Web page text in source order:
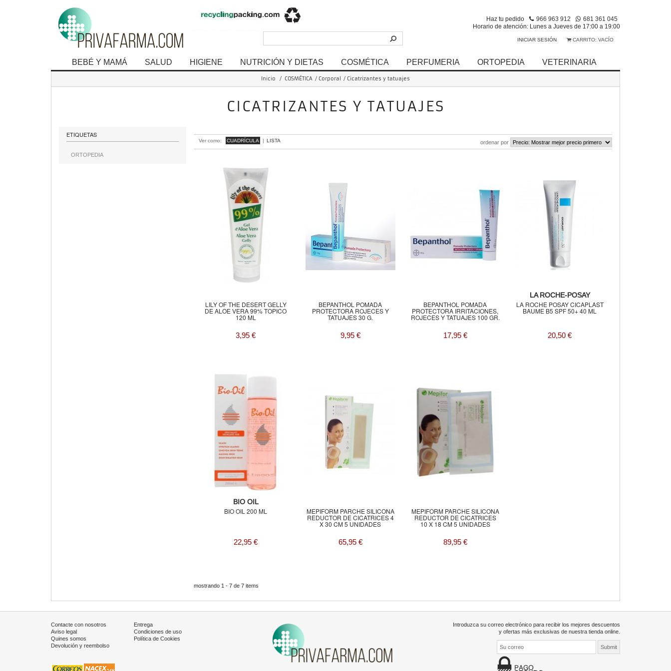
Haz tu pedido 966 963 912
681 361 045
Horario de atención: Lunes a Jueves de 17:00 a 19:00
CARRITO: VACÍO
INICIAR SESIÓN
BEBÉ Y MAMÁ SALUD HIGIENE NUTRICIÓN Y DIETAS COSMÉTICA PERFUMERIA ORTOPEDIA VETERINARIA
Inicio / COSMÉTICA / Corporal / Cicatrizantes y tatuajes
CICATRIZANTES Y TATUAJES
Ver como: CUADRÍCULA | LISTA ordenar por
LILY OF THE DESERT GELLY
DE ALOE VERA 99% TOPICO
120 ML
3,95 €
BEPANTHOL POMADA
PROTECTORA ROJECES Y
TATUAJES 30 G.
9,95 €
BEPANTHOL POMADA
PROTECTORA IRRITACIONES,
ROJECES Y TATUAJES 100 GR.
17,95 €
LA ROCHE-POSAY
LA ROCHE POSAY CICAPLAST
BAUME B5 SPF 50+ 40 ML
20,50 €
BIO OIL
BIO OIL 200 ML
22,95 €
MEPIFORM PARCHE SILICONA
REDUCTOR DE CICATRICES 4
X 30 CM 5 UNIDADES
65,95 €
MEPIFORM PARCHE SILICONA
REDUCTOR DE CICATRICES
10 X 18 CM 5 UNIDADES
89,95 €
mostrando 1 - 7 de 7 items
ETIQUETAS
ORTOPEDIA
Contacte con nosotros
Entrega
Aviso legal
Condiciones de uso
Quines somos
Política de Cookies
Devolución y reembolso
Introduzca su correo electrónico para recibir los mejores descuentos
y ofertas más exclusivas de nuestra tienda online.